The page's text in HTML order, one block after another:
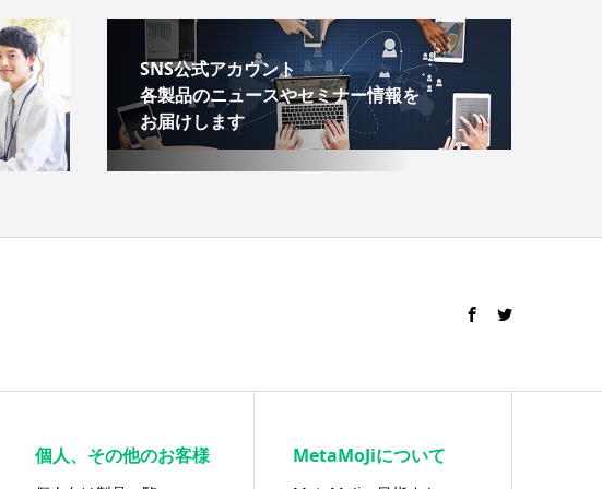
SNS公式アカウント
各製品のニュースやセミナー情報を
お届けします
個人、その他のお客様 MetaMoJiについて